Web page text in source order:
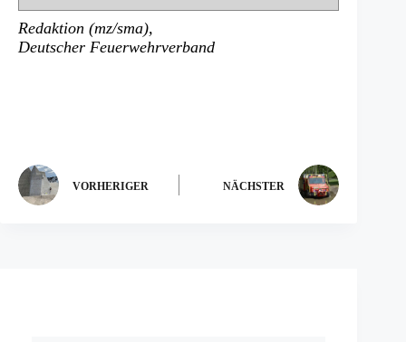
Redaktion (mz/sma),
Deutscher Feuerwehrverband
VORHERIGER NÄCHSTER